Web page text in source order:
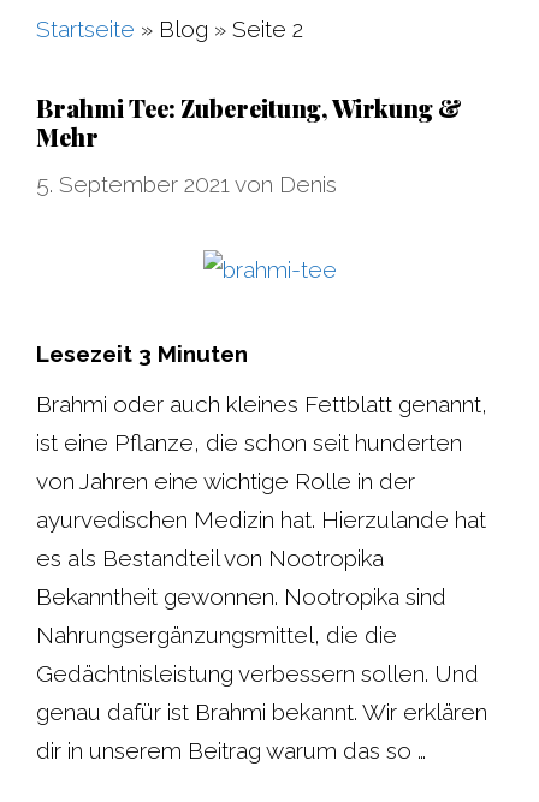
Startseite » Blog » Seite 2
Brahmi Tee: Zubereitung, Wirkung &
Mehr
5. September 2021 von Denis
Lesezeit 3 Minuten
Brahmi oder auch kleines Fettblatt genannt,
ist eine Pflanze, die schon seit hunderten
von Jahren eine wichtige Rolle in der
ayurvedischen Medizin hat. Hierzulande hat
es als Bestandteil von Nootropika
Bekanntheit gewonnen. Nootropika sind
Nahrungsergänzungsmittel, die die
Gedächtnisleistung verbessern sollen. Und
genau dafür ist Brahmi bekannt. Wir erklären
dir in unserem Beitrag warum das so …